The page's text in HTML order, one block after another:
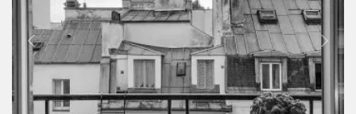
Précédent
Suivant